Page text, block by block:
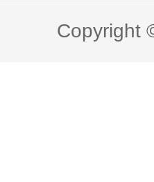
Copyright